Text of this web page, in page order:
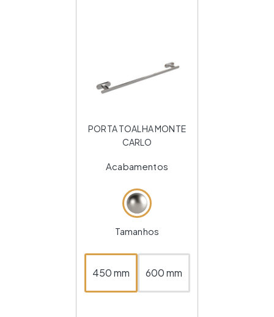
PORTA TOALHA MONTE
CARLO
Acabamentos
Tamanhos
450 mm 600 mm